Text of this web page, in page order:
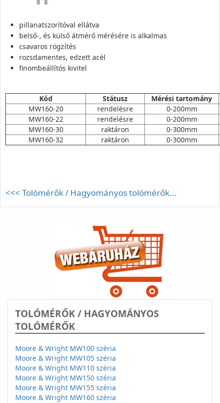
pillanatszorítóval ellátva
belső-, és külső átmérő mérésére is alkalmas
csavaros rögzítés
rozsdamentes, edzett acél
finombeállítós kivitel
Kód Státusz
Mérési tartomány
MW160-20
rendelésre
0-200mm
MW160-22
rendelésre
0-200mm
MW160-30
raktáron
0-300mm
MW160-32
raktáron 0-300mm
<<< Tolómérők / Hagyományos tolómérők...
TOLÓMÉRŐK / HAGYOMÁNYOS
TOLÓMÉRŐK
Moore & Wright MW100 széria
Moore & Wright MW105 széria
Moore & Wright MW110 széria
Moore & Wright MW150 széria
Moore & Wright MW155 széria
Moore & Wright MW160 széria